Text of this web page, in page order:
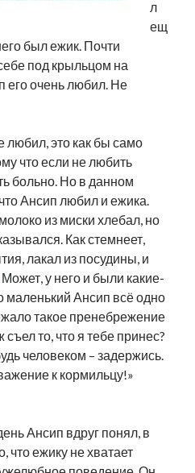
андрус ансип
видео
высказывание
кабинетные истории
маська нарва
обучение эстонскому
партия поводырь
пресса программа
роман
л
ещ
был ежик. Почти
под крыльцом на
его очень любил. Не
любил, это как бы само
что если не любить
больно. Но в данном
Ансип любил и ежика.
из миски хлебал, но
Как стемнеет,
лакал из посудины, и
у него и были какие-
маленький Ансип всё одно
такое пренебрежение
то, что я тебе принес?
человеком – задержись.
к кормильцу!»
Ансип вдруг понял, в
что ежику не хватает